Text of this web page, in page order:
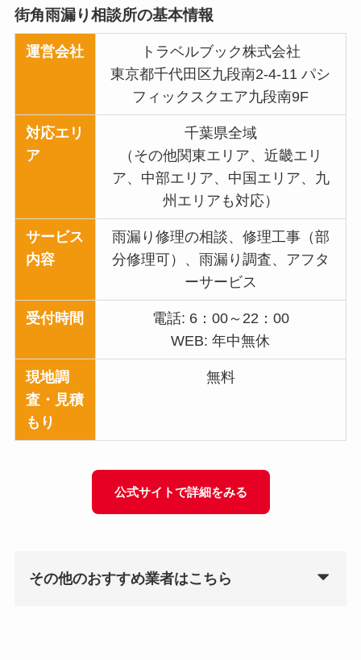
街角雨漏り相談所の基本情報
運営会社
トラベルブック株式会社
東京都千代田区九段南2-4-11 パシ
フィックスクエア九段南9F
対応エリ
ア
千葉県全域
（その他関東エリア、近畿エリ
ア、中部エリア、中国エリア、九
州エリアも対応）
サービス
内容
雨漏り修理の相談、修理工事（部
分修理可）、雨漏り調査、アフタ
ーサービス
受付時間
電話: 6：00～22：00
WEB: 年中無休
現地調
査・見積
もり
無料
公式サイトで詳細をみる
その他のおすすめ業者はこちら